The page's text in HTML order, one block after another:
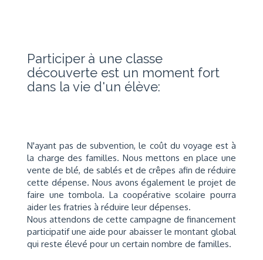
Participer à une classe
découverte est un moment fort
dans la vie d'un élève:
N'ayant pas de subvention, le coût du voyage est à
la charge des familles. Nous mettons en place une
vente de blé, de sablés et de crêpes afin de réduire
cette dépense. Nous avons également le projet de
faire une tombola. La coopérative scolaire pourra
aider les fratries à réduire leur dépenses.
Nous attendons de cette campagne de financement
participatif une aide pour abaisser le montant global
qui reste élevé pour un certain nombre de familles.